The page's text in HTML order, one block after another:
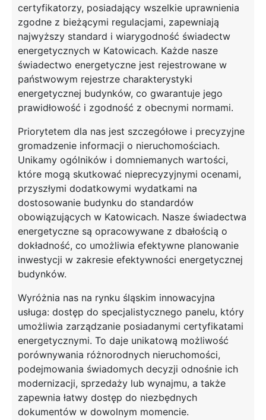
certyfikatorzy, posiadający wszelkie uprawnienia
zgodne z bieżącymi regulacjami, zapewniają
najwyższy standard i wiarygodność świadectw
energetycznych w Katowicach. Każde nasze
świadectwo energetyczne jest rejestrowane w
państwowym rejestrze charakterystyki
energetycznej budynków, co gwarantuje jego
prawidłowość i zgodność z obecnymi normami.
Priorytetem dla nas jest szczegółowe i precyzyjne
gromadzenie informacji o nieruchomościach.
Unikamy ogólników i domniemanych wartości,
które mogą skutkować nieprecyzyjnymi ocenami,
przyszłymi dodatkowymi wydatkami na
dostosowanie budynku do standardów
obowiązujących w Katowicach. Nasze świadectwa
energetyczne są opracowywane z dbałością o
dokładność, co umożliwia efektywne planowanie
inwestycji w zakresie efektywności energetycznej
budynków.
Wyróżnia nas na rynku śląskim innowacyjna
usługa: dostęp do specjalistycznego panelu, który
umożliwia zarządzanie posiadanymi certyfikatami
energetycznymi. To daje unikatową możliwość
porównywania różnorodnych nieruchomości,
podejmowania świadomych decyzji odnośnie ich
modernizacji, sprzedaży lub wynajmu, a także
zapewnia łatwy dostęp do niezbędnych
dokumentów w dowolnym momencie.